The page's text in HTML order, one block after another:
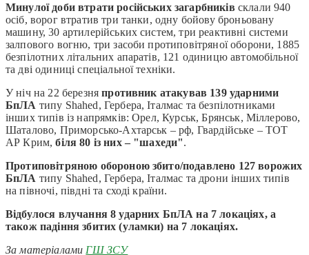
Минулої доби втрати російських загарбників склали 940
осіб, ворог втратив три танки, одну бойову броньовану
машину, 30 артилерійських систем, три реактивні системи
залпового вогню, три засоби протиповітряної оборони, 1885
безпілотних літальних апаратів, 121 одиницю автомобільної
та дві одиниці спеціальної техніки.
У ніч на 22 березняпротивник атакував 139 ударними
БпЛА типу Shahed, Гербера, Італмас та безпілотниками
інших типів із напрямків: Орел, Курськ, Брянськ, Міллерово,
Шаталово, Приморсько-Ахтарськ – рф, Гвардійське – ТОТ
АР Крим,біля 80 із них – "шахеди".
Протиповітряною обороною збито/подавлено 127 ворожих
БпЛА типу Shahed, Гербера, Італмас та дрони інших типів
на півночі, півдні та сході країни.
Відбулося влучання 8 ударних БпЛА на 7 локаціях, а
також падіння збитих (уламки) на 7 локаціях.
За матеріалами ГШ ЗСУ